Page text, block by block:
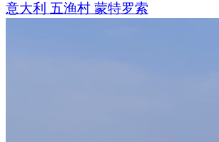
意大利 五渔村 蒙特罗索